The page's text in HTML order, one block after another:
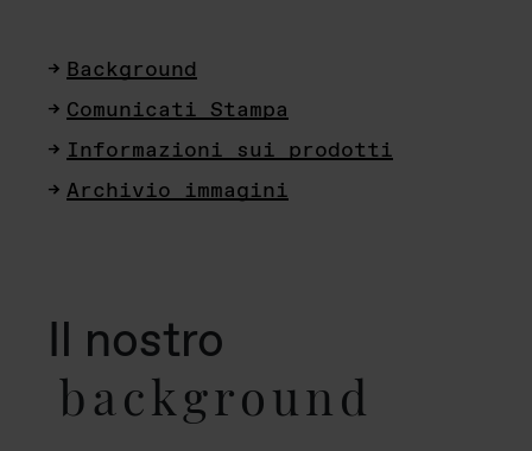
Background
Comunicati Stampa
Informazioni sui prodotti
Archivio immagini
Il nostro
background